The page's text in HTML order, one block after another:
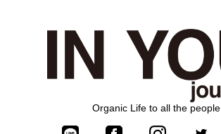
Organic Life to all the people.